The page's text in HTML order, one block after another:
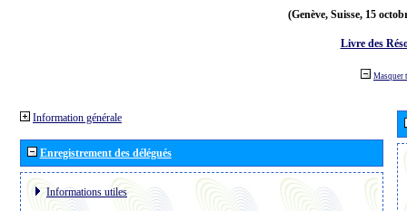
(Genève, Suisse, 15
Livre des
Masquer
Information générale
Enregistrement des délégués
Informations utiles